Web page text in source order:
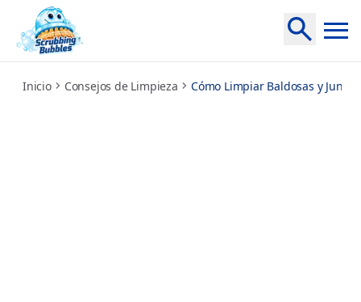
how-to-clean-tile-and-grout
Inicio Consejos de Limpieza Cómo Limpiar Baldosas y Juntas